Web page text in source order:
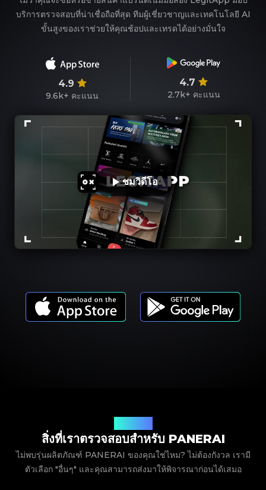
บริการตรวจสอบที่น่าเชื่อถือที่สุด ทีมผู้เชี่ยวชาญและเทคโนโลยี AI
ขั้นสูงของเราช่วยให้คุณช้อปและเทรดได้อย่างมั่นใจ
4.9
9.6k+ คะแนน
4.7
2.7k+ คะแนน
ชมวิดีโอ
สิ่งที่เราตรวจสอบสำหรับ PANERAI
ไม่พบรุ่นผลิตภัณฑ์ PANERAI ของคุณใช่ไหม? ไม่ต้องกังวล เรามี
ตัวเลือก "อื่นๆ" และคุณสามารถส่งมาให้พิจารณาก่อนได้เสมอ